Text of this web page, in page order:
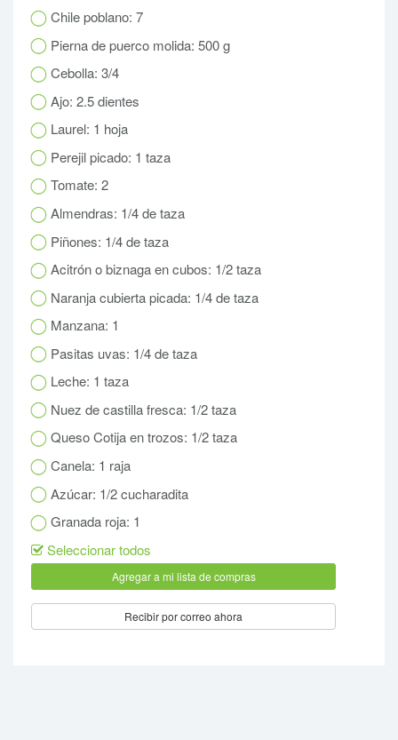
Chile poblano: 7
Pierna de puerco molida: 500 g
Cebolla: 3/4
Ajo: 2.5 dientes
Laurel: 1 hoja
Perejil picado: 1 taza
Tomate: 2
Almendras: 1/4 de taza
Piñones: 1/4 de taza
Acitrón o biznaga en cubos: 1/2 taza
Naranja cubierta picada: 1/4 de taza
Manzana: 1
Pasitas uvas: 1/4 de taza
Leche: 1 taza
Nuez de castilla fresca: 1/2 taza
Queso Cotija en trozos: 1/2 taza
Canela: 1 raja
Azúcar: 1/2 cucharadita
Granada roja: 1
Seleccionar todos
Recibir por correo ahora